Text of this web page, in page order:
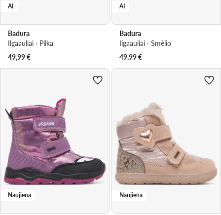
AI
Badura
Ilgaauliai · Pilka
49,99€
AI
Badura
Ilgaauliai · Smėlio
49,99€
Naujiena Naujiena